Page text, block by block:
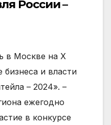
России –
в Москве на X
и власти
– 2024». –
ежегодно
в конкурсе